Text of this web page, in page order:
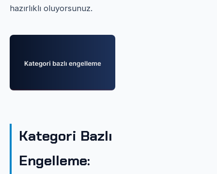
hazırlıklı oluyorsunuz.
Kategori Bazlı
Engelleme: